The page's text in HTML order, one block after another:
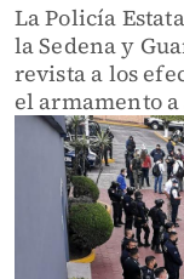
La Policía
la Sedena y
revista a los
el armamento
descartar que
comisión de